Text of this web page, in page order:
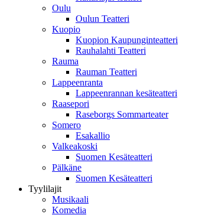
Oulu
Oulun Teatteri
Kuopio
Kuopion Kaupunginteatteri
Rauhalahti Teatteri
Rauma
Rauman Teatteri
Lappeenranta
Lappeenrannan kesäteatteri
Raasepori
Raseborgs Sommarteater
Somero
Esakallio
Valkeakoski
Suomen Kesäteatteri
Pälkäne
Suomen Kesäteatteri
Tyylilajit
Musikaali
Komedia